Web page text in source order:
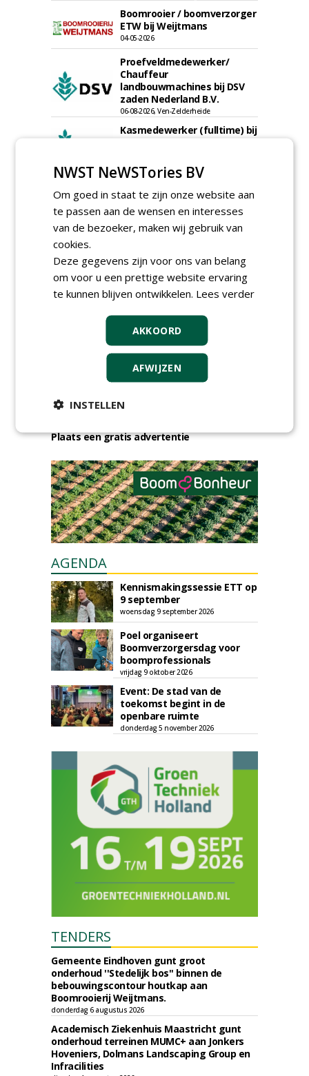
Boomrooier / boomverzorger
ETW bij Weijtmans
04-05-2026
Proefveldmedewerker/
Chauffeur
landbouwmachines bij DSV
zaden Nederland B.V.
06-08-2026, Ven-Zelderheide
Kasmedewerker (fulltime) bij
Allround
magazijnmedewerker
(fulltime) bij DSV zaden
Nederland B.V.
06-08-2026, Ven Zelderheide
GREEN OUTLET
Iedereen kan gratis kleine advertenties
Plaats een gratis advertentie
AGENDA
Kennismakingssessie ETT op
9 september
woensdag 9 september 2026
Poel organiseert
Boomverzorgersdag voor
boomprofessionals
vrijdag 9 oktober 2026
Event: De stad van de
toekomst begint in de
openbare ruimte
donderdag 5 november 2026
TENDERS
Gemeente Eindhoven gunt groot
onderhoud ''Stedelijk bos'' binnen de
bebouwingscontour houtkap aan
Boomrooierij Weijtmans.
donderdag 6 augustus 2026
Academisch Ziekenhuis Maastricht gunt
onderhoud terreinen MUMC+ aan Jonkers
Hoveniers, Dolmans Landscaping Group en
Infracilities
NWST NeWSTories BV
Om goed in staat te zijn onze website aan
te passen aan de wensen en interesses
van de bezoeker, maken wij gebruik van
cookies.
Deze gegevens zijn voor ons van belang
om voor u een prettige website ervaring
te kunnen blijven ontwikkelen. Lees verder
AKKOORD
AFWIJZEN
INSTELLEN